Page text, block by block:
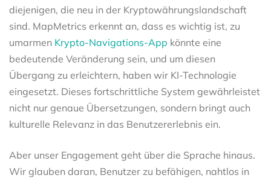
diejenigen, die neu in der Kryptowährungslandschaft
sind. MapMetrics erkennt an, dass es wichtig ist, zu
umarmen Krypto-Navigations-App könnte eine
bedeutende Veränderung sein, und um diesen
Übergang zu erleichtern, haben wir KI-Technologie
eingesetzt. Dieses fortschrittliche System gewährleistet
nicht nur genaue Übersetzungen, sondern bringt auch
kulturelle Relevanz in das Benutzererlebnis ein.
Aber unser Engagement geht über die Sprache hinaus.
Wir glauben daran, Benutzer zu befähigen, nahtlos in